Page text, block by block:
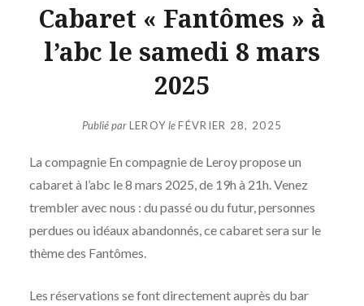
Cabaret « Fantômes » à
l’abc le samedi 8 mars
2025
Publié parLEROY le FÉVRIER 28, 2025
La compagnie En compagnie de Leroy propose un
cabaret à l’abc le 8 mars 2025, de 19h à 21h. Venez
trembler avec nous : du passé ou du futur, personnes
perdues ou idéaux abandonnés, ce cabaret sera sur le
thème des Fantômes.
Les réservations se font directement auprès du bar